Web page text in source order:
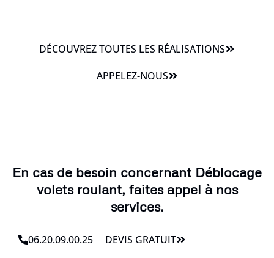
DÉCOUVREZ TOUTES LES RÉALISATIONS
APPELEZ-NOUS
En cas de besoin concernant Déblocage
volets roulant, faites appel à nos
services.
06.20.09.00.25 DEVIS GRATUIT